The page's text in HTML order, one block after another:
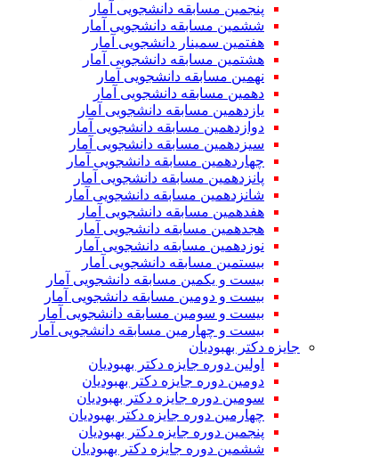
پنجمین مسابقه دانشجویی آمار
ششمین مسابقه دانشجویی آمار
هفتمین سمینار دانشجویی آمار
هشتمین مسابقه دانشجویی آمار
نهمین مسابقه دانشجویی آمار
دهمین مسابقه دانشجویی آمار
یازدهمین مسابقه دانشجویی آمار
دوازدهمین مسابقه دانشجویی آمار
سیزدهمین مسابقه دانشجویی آمار
چهاردهمین مسابقه دانشجویی آمار
پانزدهمین مسابقه دانشجویی آمار
شانزدهمین مسابقه دانشجویی آمار
هفدهمین مسابقه دانشجویی آمار
هجدهمین مسابقه دانشجویی آمار
نوزدهمین مسابقه دانشجویی آمار
بیستمین مسابقه دانشجویی آمار
بیست و یکمین مسابقه دانشجویی آمار
بیست و دومین مسابقه دانشجویی آمار
بیست و سومین مسابقه دانشجویی آمار
بیست و چهارمین مسابقه دانشجویی آمار
جایزه دکتر بهبودیان
اولین دوره جایزه دکتر بهبودیان
دومین دوره جایزه دکتر بهبودیان
سومین دوره جایزه دکتر بهبودیان
چهارمین دوره جایزه دکتر بهبودیان
پنجمین دوره جایزه دکتر بهبودیان
ششمین دوره جایزه دکتر بهبودیان